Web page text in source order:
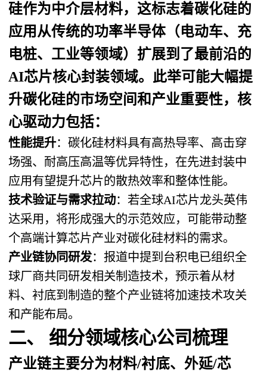
硅作为中介层材料， 这标志着碳化硅的
应用从传统的功率半导体（电动车、充
电桩、工业等领域） 扩展到了最前沿的
AI芯片核心封装领域。此举可能大幅提
升碳化硅的市场空间和产业重要性，核
心驱动力包括：
性能提升：碳化硅材料具有高热导率、高击穿
场强、耐高压高温等优异特性，在先进封装中
应用有望提升芯片的散热效率和整体性能。
技术验证与需求拉动：若全球AI芯片龙头英伟
达采用，将形成强大的示范效应，可能带动整
个高端计算芯片产业对碳化硅材料的需求。
产业链协同研发：报道中提到台积电已组织全
球厂商共同研发相关制造技术，预示着从材
料、衬底到制造的整个产业链将加速技术攻关
和产能布局。
二、 细分领域核心公司梳理
产业链主要分为材料/衬底、外延/芯